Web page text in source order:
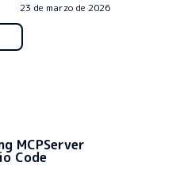
23 de marzo de 2026
MCPServer
Code